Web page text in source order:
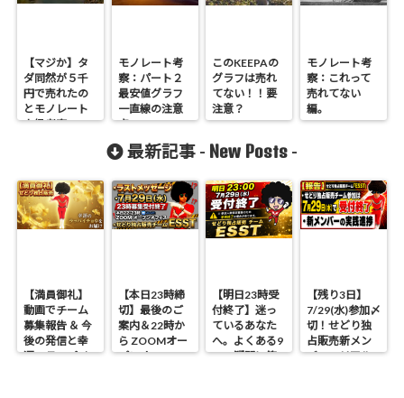
【マジか】タ
ダ同然が５千
円で売れたの
とモノレート
上級考察。
モノレート考
察：パート２
最安値グラフ
一直線の注意
点
このKEEPAの
グラフは売れ
てない！！要
注意？
モノレート考
察：これって
売れてない
編。
最新記事 - New Posts -
【満員御礼】
動画でチーム
募集報告 ＆ 今
後の発信と幸
運のラッパイ
【本日23時締
切】最後のご
案内＆22時か
ら ZOOMオー
プンオフィス
【明日23時受
付終了】迷っ
ているあなた
へ。よくある9
つの疑問に答
【残り3日】
7/29(水)参加〆
切！せどり独
占販売新メン
バーのリアル